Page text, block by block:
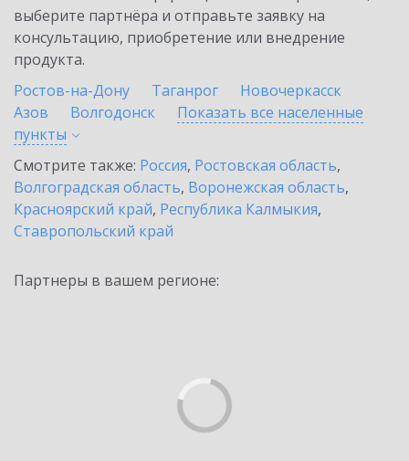
выберите партнёра и отправьте заявку на
консультацию, приобретение или внедрение
продукта.
Ростов-на-Дону
Таганрог
Новочеркасск
Азов
Волгодонск
Показать все населенные
пункты
Смотрите также: Россия, Ростовская область,
Волгоградская область, Воронежская область,
Красноярский край, Республика Калмыкия,
Ставропольский край
Партнеры в вашем регионе: